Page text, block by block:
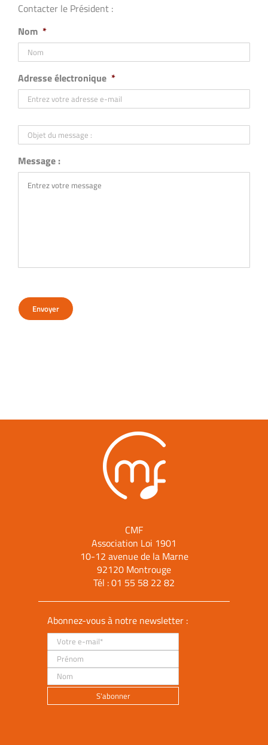
Contacter le Président :
Nom *
Adresse électronique *
Objet
du
message
:Message :
Envoyer
CMF
Association Loi 1901
10-12 avenue de la Marne
92120 Montrouge
Tél :01 55 58 22 82
Abonnez-vous à notre newsletter :